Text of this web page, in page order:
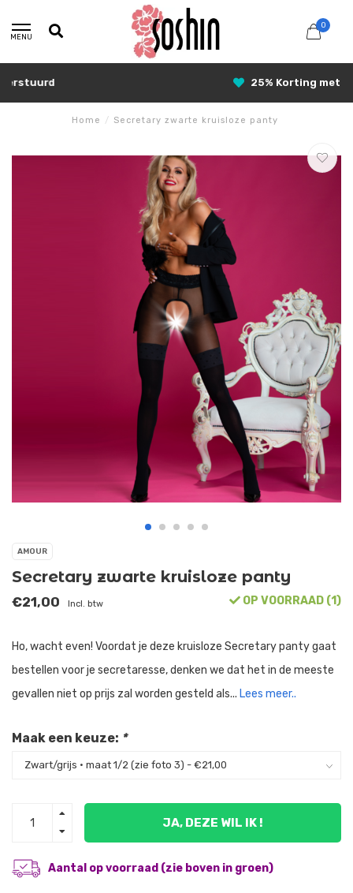
MENU
0
25% Korting met SUNSHINE25
Home / Secretary zwarte kruisloze panty
AMOUR
Secretary zwarte kruisloze panty
€21,00 Incl. btw OP VOORRAAD (1)
Ho, wacht even! Voordat je deze kruisloze Secretary panty gaat
bestellen voor je secretaresse, denken we dat het in de meeste
gevallen niet op prijs zal worden gesteld als... Lees meer..
Maak een keuze: *
JA, DEZE WIL IK !
Aantal op voorraad (zie boven in groen)